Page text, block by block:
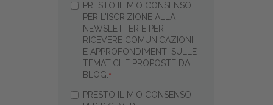
PRESTO IL MIO CONSENSO
PER L'ISCRIZIONE ALLA
NEWSLETTER E PER
RICEVERE COMUNICAZIONI
E APPROFONDIMENTI SULLE
TEMATICHE PROPOSTE DAL
BLOG.*
PRESTO IL MIO CONSENSO